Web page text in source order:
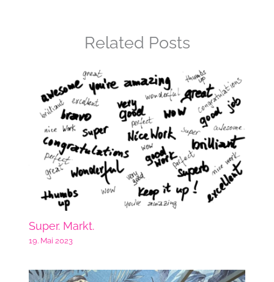
Related Posts
Super. Markt.
19. Mai 2023